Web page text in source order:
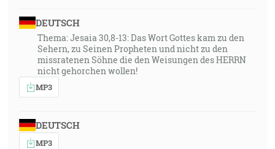
DEUTSCH
Thema: Jesaia 30,8-13: Das Wort Gottes kam zu den
Sehern, zu Seinen Propheten und nicht zu den
missratenen Söhne die den Weisungen des HERRN
nicht gehorchen wollen!
MP3
DEUTSCH
MP3